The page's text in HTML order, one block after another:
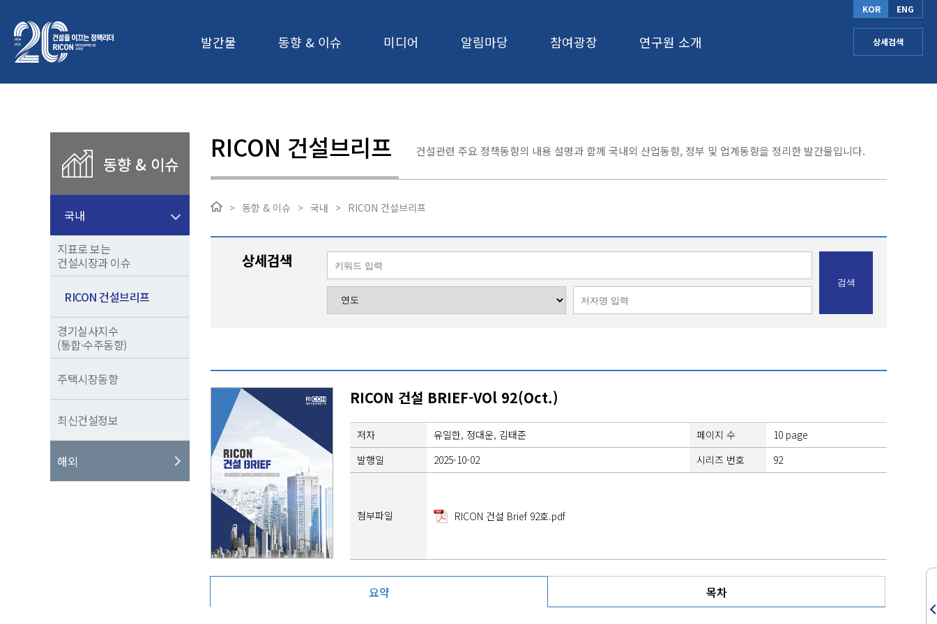
발간물 동향 & 이슈 미디어 알림마당 참여광장 연구원 소개 상세검색
KOR ENG
동향 & 이슈
국내
지표로 보는
건설시장과 이슈
RICON 건설브리프
경기실사지수
(통합·수주동향)
주택시장동향
최신건설정보
해외
RICON 건설브리프 건설관련 주요 정책동향의 내용 설명과 함께 국내외 산업동향, 정부 및 업계동향을 정리한 발간물입니다.
> 동향 & 이슈 > 국내 > RICON 건설브리프
상세검색
RICON 건설 BRIEF-VOl 92(Oct.)
저자 유일한, 정대운, 김태준 페이지 수
10 page
발행일
2025-10-02 시리즈 번호 92
첨부파일 RICON 건설 Brief 92호.pdf
요약 목차